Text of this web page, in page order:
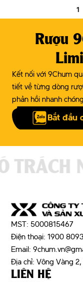
1
Rượu
Kết nối với 9Chum
tiết về từng dòng
phản hồi nhanh
Bắt đầu
MST: 5000815467
Điện thoại: 1900
Email:
Địa chỉ: Vông Vàng 2,
LIÊN HỆ